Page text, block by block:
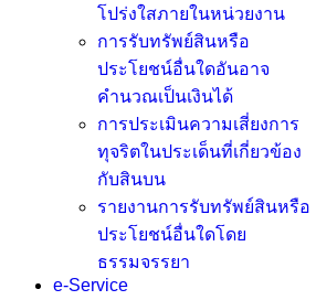
โปร่งใสภายในหน่วยงาน
การรับทรัพย์สินหรือ
ประโยชน์อื่นใดอันอาจ
คำนวณเป็นเงินได้
การประเมินความเสี่ยงการ
ทุจริตในประเด็นที่เกี่ยวข้อง
กับสินบน
รายงานการรับทรัพย์สินหรือ
ประโยชน์อื่นใดโดย
ธรรมจรรยา
e-Service